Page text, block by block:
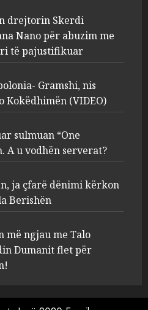
Gramshi, nis
penal për Koço
(VIDEO)
27, 2025
Persona të maskuar
“One Albania”,
u fsheh. A u vodhën
25, 2025
jep pretencën, ja
dënimi kërkon për
25, 2025
drejtorin Skerdi
Nano për abuzim me
të pajustifikuar
Gramshi, nis
Kokëdhimën (VIDEO)
sulmuan “One
A u vodhën serverat?
ja çfarë dënimi kërkon
Berishën
më ngjau me Talo
Dumanit flet për